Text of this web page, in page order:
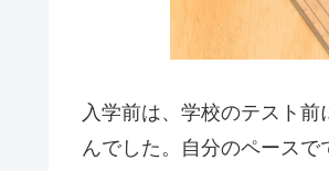
入学前は、学校のテスト
んでした。自分のペース